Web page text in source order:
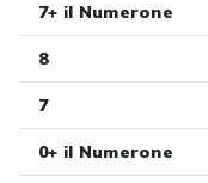
7+ il Numerone
8
7
0+ il Numerone